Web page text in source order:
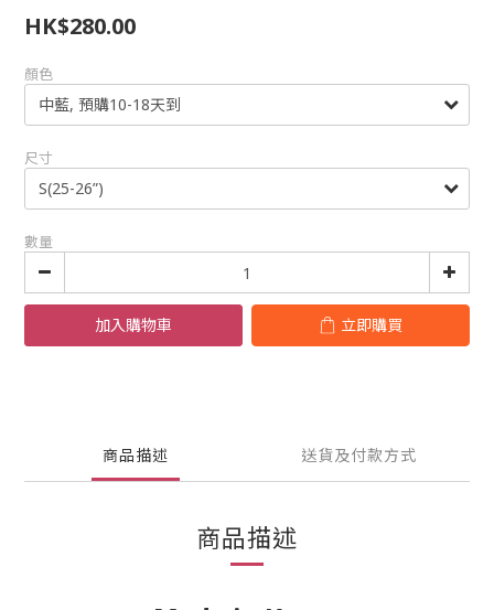
HK$280.00
顏色
尺寸
數量
加入購物車 立即購買
商品描述 送貨及付款方式
商品描述